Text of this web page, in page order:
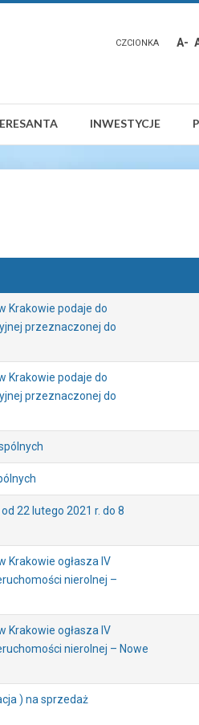
CZCIONKA A-
INWESTYCJE
Krakowie podaje do
przeznaczonej do
Krakowie podaje do
przeznaczonej do
22 lutego 2021 r. do 8
Krakowie ogłasza IV
nierolnej –
Krakowie ogłasza IV
nierolnej – Nowe
) na sprzedaż